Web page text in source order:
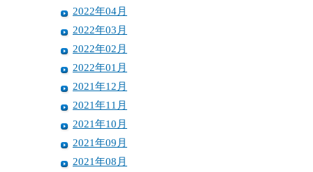
2022年04月
2022年03月
2022年02月
2022年01月
2021年12月
2021年11月
2021年10月
2021年09月
2021年08月